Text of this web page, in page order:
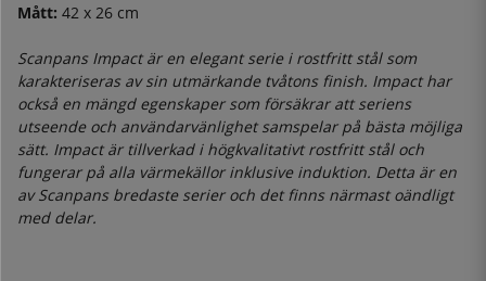
Mått: 42 x 26 cm
Scanpans Impact är en elegant serie i rostfritt stål som
karakteriseras av sin utmärkande tvåtons finish. Impact har
också en mängd egenskaper som försäkrar att seriens
utseende och användarvänlighet samspelar på bästa möjliga
sätt. Impact är tillverkad i högkvalitativt rostfritt stål och
fungerar på alla värmekällor inklusive induktion. Detta är en
av Scanpans bredaste serier och det finns närmast oändligt
med delar.